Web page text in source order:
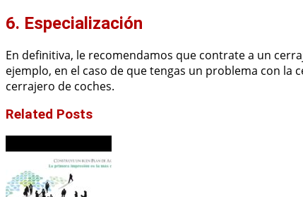
6. Especialización
En definitiva, le recomendamos que contrate a un
ejemplo, en el caso de que tengas un problema con
cerrajero de coches.
Related Posts